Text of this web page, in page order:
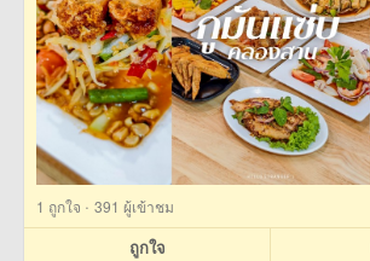
1 ถูกใจ · 391 ผู้เข้าชม
ถูกใจ